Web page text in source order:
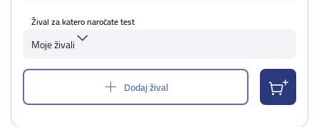
Žival za katero naročate test
Moje živali
Dodaj žival